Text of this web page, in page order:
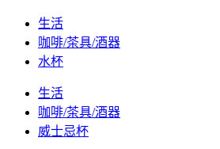
生活
咖啡/茶具/酒器
水杯
生活
咖啡/茶具/酒器
威士忌杯